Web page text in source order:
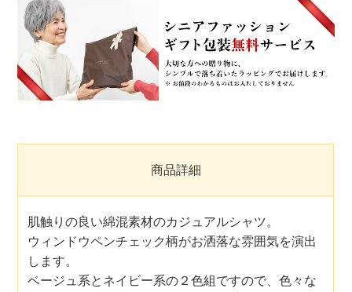
商品詳細
肌触りの良い綿混素材のカジュアルシャツ。
ウィンドウペンチェック柄がお洒落な雰囲気を演出
します。
ベージュ系とネイビー系の２色組ですので、色々な